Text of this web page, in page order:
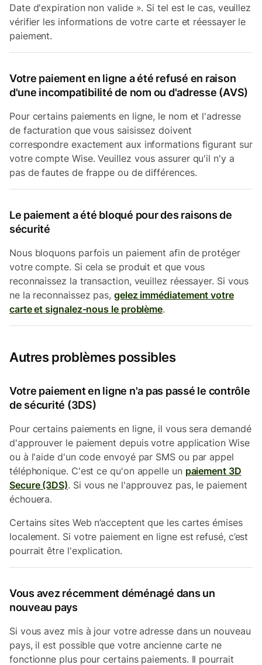
Date d'expiration non valide ». Si tel est le cas, veuillez
vérifier les informations de votre carte et réessayer le
paiement.
Votre paiement en ligne a été refusé en raison
d'une incompatibilité de nom ou d'adresse (AVS)
Pour certains paiements en ligne, le nom et l'adresse
de facturation que vous saisissez doivent
correspondre exactement aux informations figurant sur
votre compte Wise. Veuillez vous assurer qu'il n'y a
pas de fautes de frappe ou de différences.
Le paiement a été bloqué pour des raisons de
sécurité
Nous bloquons parfois un paiement afin de protéger
votre compte. Si cela se produit et que vous
reconnaissez la transaction, veuillez réessayer. Si vous
ne la reconnaissez pas, gelez immédiatement votre
carte et signalez-nous le problème.
Autres problèmes possibles
Votre paiement en ligne n'a pas passé le contrôle
de sécurité (3DS)
Pour certains paiements en ligne, il vous sera demandé
d'approuver le paiement depuis votre application Wise
ou à l'aide d'un code envoyé par SMS ou par appel
téléphonique. C'est ce qu'on appelle un paiement 3D
Secure (3DS). Si vous ne l'approuvez pas, le paiement
échouera.
Certains sites Web n’acceptent que les cartes émises
localement. Si votre paiement en ligne est refusé, c’est
pourrait être l'explication.
Vous avez récemment déménagé dans un
nouveau pays
Si vous avez mis à jour votre adresse dans un nouveau
pays, il est possible que votre ancienne carte ne
fonctionne plus pour certains paiements. Il pourrait